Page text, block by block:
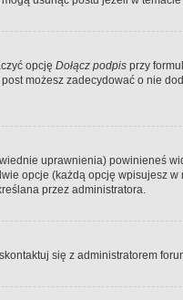
opcję Dołącz podpis przy
możesz zadecydować o nie
uprawnienia) powinieneś
opcje (każdą opcję wpisujesz
przez administratora.
się z administratorem